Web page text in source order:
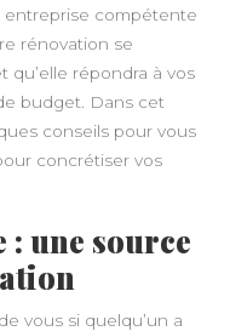
entreprise compétente
rénovation se
qu’elle répondra à vos
budget. Dans cet
conseils pour vous
concrétiser vos
une source
vous si quelqu’un a